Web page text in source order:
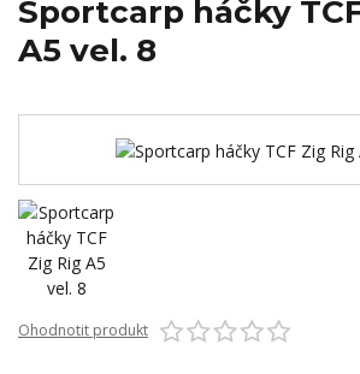
Sportcarp háčky
A5 vel. 8
Ohodnotit produkt